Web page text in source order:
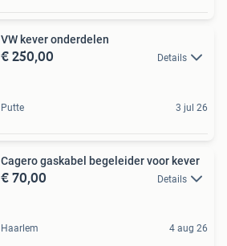
VW kever onderdelen
€ 250,00 Details
Putte 3 jul 26
Cagero gaskabel begeleider voor kever
€ 70,00 Details
Haarlem 4 aug 26